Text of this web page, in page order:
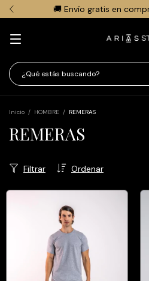
🚚 Envío gratis en
Inicio / HOMBRE / REMERAS
REMERAS
Ordenar
Filtrar